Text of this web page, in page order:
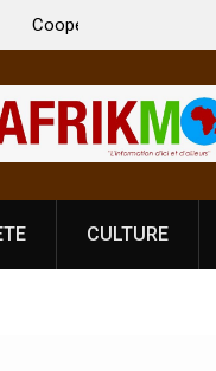
à
Côte d’Ivoire,
prononce
CULTURE